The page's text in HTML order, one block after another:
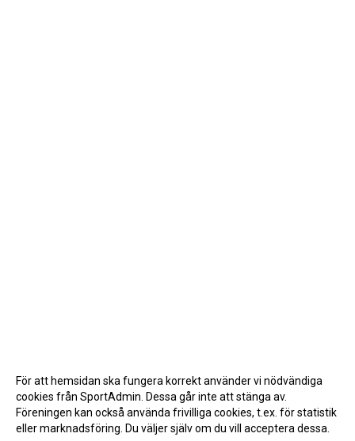
För att hemsidan ska fungera korrekt använder vi nödvändiga
cookies från SportAdmin. Dessa går inte att stänga av.
Föreningen kan också använda frivilliga cookies, t.ex. för statistik
eller marknadsföring. Du väljer själv om du vill acceptera dessa.